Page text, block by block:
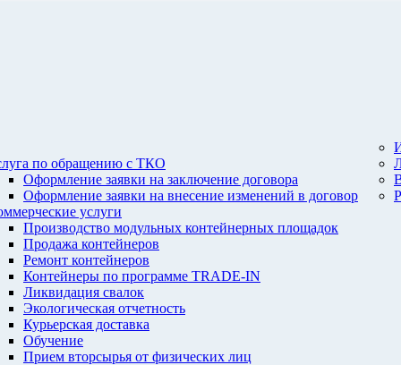
по обращению с ТКО
Оформление заявки на заключение договора
Оформление заявки на внесение изменений в договор
услуги
Производство модульных контейнерных площадок
Продажа контейнеров
Ремонт контейнеров
Контейнеры по программе TRADE-IN
Ликвидация свалок
Экологическая отчетность
Курьерская доставка
Обучение
Прием вторсырья от физических лиц